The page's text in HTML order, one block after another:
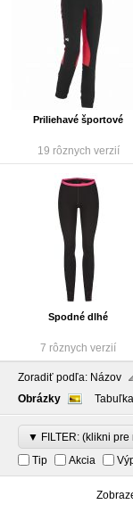
Priliehavé športové
19 rôznych verzií
Spodné dlhé
7 rôznych verzií
Zoradiť podľa: Názov
Obrázky
Tabuľka
▼ FILTER: (klikni pre
Tip
Akcia